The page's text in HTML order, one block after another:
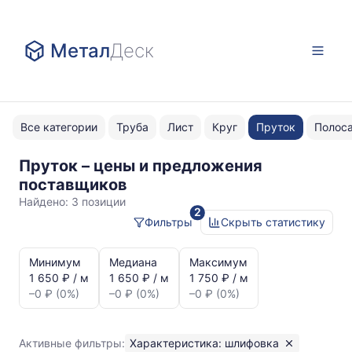
МеталДеск
Все категории Труба Лист Круг Пруток
Пруток – цены и предложения
поставщиков
Найдено: 3 позиции
2
Фильтры
Скрыть статистику
динамика
цен:
Пруток
ОТ4
Минимум
1 650 ₽ / м
–0 ₽ (0%)
Медиана
1 650 ₽ / м
–0 ₽ (0%)
Максимум
1 750 ₽ / м
–0 ₽ (0%)
Активные фильтры: Характеристика: шлифовка